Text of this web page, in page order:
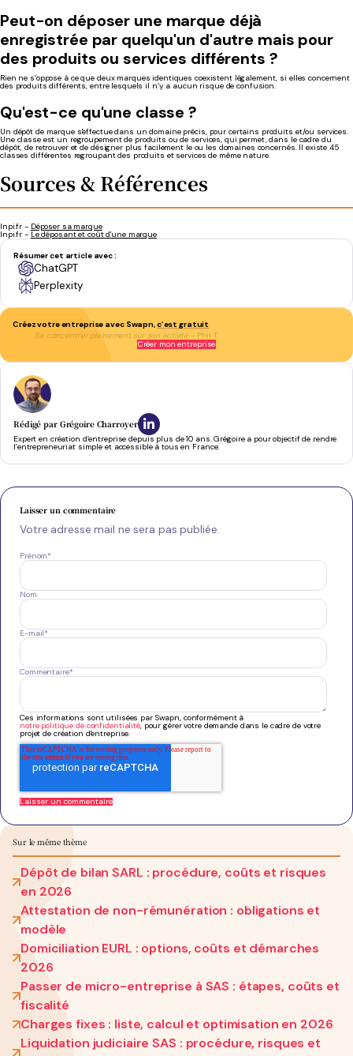
Peut-on déposer une marque déjà
enregistrée par quelqu'un d'autre mais pour
des produits ou services différents ?
Rien ne s’oppose à ce que deux marques identiques coexistent légalement, si elles concernent
des produits différents, entre lesquels il n’y a aucun risque de confusion.
Qu'est-ce qu'une classe ?
Un dépôt de marque s'effectue dans un domaine précis, pour certains produits et/ou services.
Une classe est un regroupement de produits ou de services, qui permet, dans le cadre du
dépôt, de retrouver et de désigner plus facilement le ou les domaines concernés. Il existe 45
classes différentes regroupant des produits et services de même nature.
Sources & Références
Inpi.fr - Déposer sa marque
Inpi.fr -Le déposant et coût d'une marque
Résumer cet article avec :
ChatGPT
Perplexity
Créez votre entreprise avec Swapn,c’est gratuit
Se concentrer pleinement sur son activité - Phil T.
Créer mon entreprise
Rédigé par Grégoire Charroyer
Expert en création d’entreprise depuis plus de 10 ans. Grégoire a pour objectif de rendre
l’entrepreneuriat simple et accessible à tous en France.
Laisser un commentaire
Votre adresse mail ne sera pas publiée.
Prénom*
Nom
E-mail*
Commentaire*
Ces informations sont utilisées par Swapn, conformément à
notre politique de confidentialité, pour gérer votre demande dans le cadre de votre
projet de création d'entreprise.
Sur le même thème
Dépôt de bilan SARL : procédure, coûts et risques
en 2026
Attestation de non-rémunération : obligations et
modèle
Domiciliation EURL : options, coûts et démarches
2026
Passer de micro-entreprise à SAS : étapes, coûts et
fiscalité
Charges fixes : liste, calcul et optimisation en 2026
Liquidation judiciaire SAS : procédure, risques et